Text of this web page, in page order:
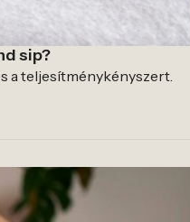
sip?
a teljesítménykényszert.